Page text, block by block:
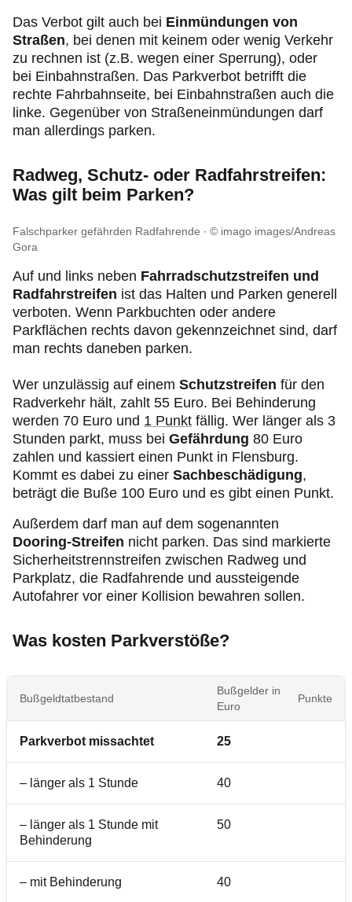
Das Verbot gilt auch bei Einmündungen von
Straßen, bei denen mit keinem oder wenig Verkehr
zu rechnen ist (z.B. wegen einer Sperrung), oder
bei Einbahnstraßen. Das Parkverbot betrifft die
rechte Fahrbahnseite, bei Einbahnstraßen auch die
linke. Gegenüber von Straßeneinmündungen darf
man allerdings parken.
Radweg, Schutz- oder Radfahrstreifen:
Was gilt beim Parken?
Falschparker gefährden Radfahrende
© imago images/Andreas
Gora
Auf und links neben Fahrradschutzstreifen und
Radfahrstreifen ist das Halten und Parken generell
verboten. Wenn Parkbuchten oder andere
Parkflächen rechts davon gekennzeichnet sind, darf
man rechts daneben parken.
Wer unzulässig auf einem Schutzstreifen für den
Radverkehr hält, zahlt 55 Euro. Bei Behinderung
werden 70 Euro und 1 Punkt fällig. Wer länger als 3
Stunden parkt, muss bei Gefährdung 80 Euro
zahlen und kassiert einen Punkt in Flensburg.
Kommt es dabei zu einer Sachbeschädigung,
beträgt die Buße 100 Euro und es gibt einen Punkt.
Außerdem darf man auf dem sogenannten
Dooring-Streifen nicht parken. Das sind markierte
Sicherheitstrennstreifen zwischen Radweg und
Parkplatz, die Radfahrende und aussteigende
Autofahrer vor einer Kollision bewahren sollen.
Was kosten Parkverstöße?
Bußgeldtatbestand
Bußgelder in
Euro
Punkte
Parkverbot missachtet 25
– länger als 1 Stunde 40
– länger als 1 Stunde mit
Behinderung
50
– mit Behinderung 40